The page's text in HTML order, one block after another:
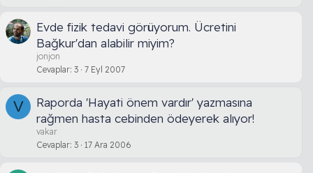
Evde fizik tedavi görüyorum. Ücretini
Bağkur'dan alabilir miyim?
jonjon
Cevaplar 3 7 Eyl 2007
V
Raporda 'Hayati önem vardır' yazmasına
rağmen hasta cebinden ödeyerek alıyor!
vakar
Cevaplar 3 17 Ara 2006